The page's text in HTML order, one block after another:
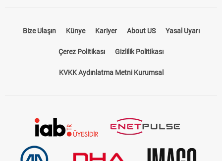
Künye Kariyer About US
Çerez Politikası Gizlilik Politikası